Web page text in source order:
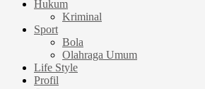
Hukum
Kriminal
Sport
Bola
Olahraga Umum
Life Style
Profil